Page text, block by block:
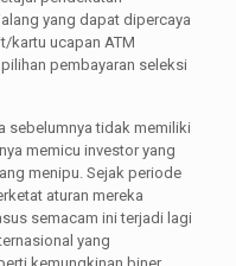
yang dapat dipercaya
kartu ucapan ATM
pembayaran seleksi
sebelumnya tidak memiliki
memicu investor yang
menipu. Sejak periode
aturan mereka
semacam ini terjadi lagi
yang